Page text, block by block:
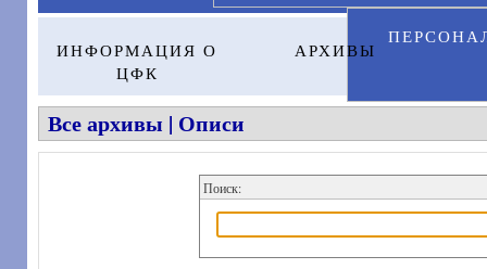
ИНФОРМАЦИЯ О
ЦФК
АРХИВЫ
Все архивы | Описи
Поиск: